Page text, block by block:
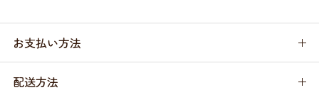
お支払い方法
配送方法